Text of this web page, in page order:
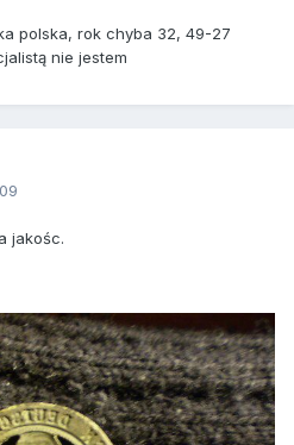
polska, rok chyba 32, 49-27
nie jestem
jakośc.